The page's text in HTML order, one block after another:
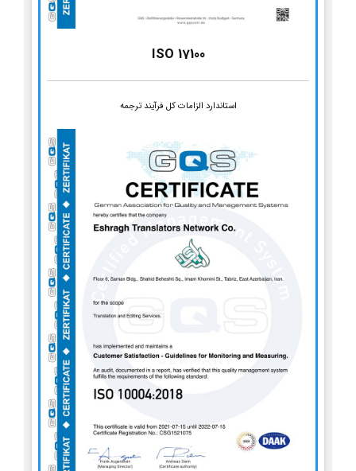
ISO 17100
استاندارد الزامات کل فرآیند ترجمه